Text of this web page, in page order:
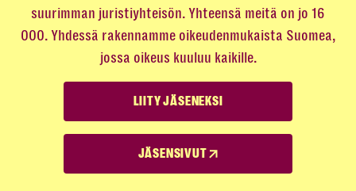
suurimman juristiyhteisön. Yhteensä meitä on jo 16
000. Yhdessä rakennamme oikeudenmukaista Suomea,
jossa oikeus kuuluu kaikille.
LIITY JÄSENEKSI
JÄSENSIVUT